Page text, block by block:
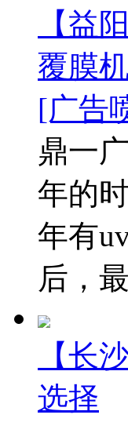
【益
覆膜机
[广告
鼎一
年的
年有
后，
【长
选择